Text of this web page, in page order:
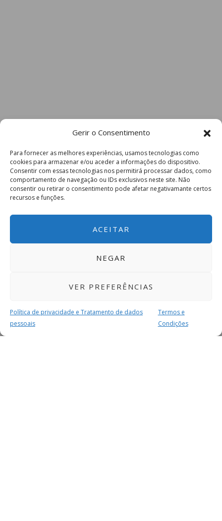
Gerir o Consentimento
Para fornecer as melhores experiências, usamos tecnologias como
cookies para armazenar e/ou aceder a informações do dispositivo.
Consentir com essas tecnologias nos permitirá processar dados, como
comportamento de navegação ou IDs exclusivos neste site. Não
consentir ou retirar o consentimento pode afetar negativamante certos
recursos e funções.
ACEITAR
NEGAR
VER PREFERÊNCIAS
Política de privacidade e Tratamento de dados
pessoais
Termos e
Condições